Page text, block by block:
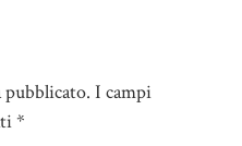
I campi
*